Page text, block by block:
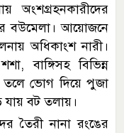
অংশগ্রহনকারীদের
বউমেলা। আয়োজনে
অধিকাংশ নারী।
বাঙ্গিসহ বিভিন্ন
তলে ভোগ দিয়ে পুজা
যায় বট তলায়।
তৈরী নানা রংঙের